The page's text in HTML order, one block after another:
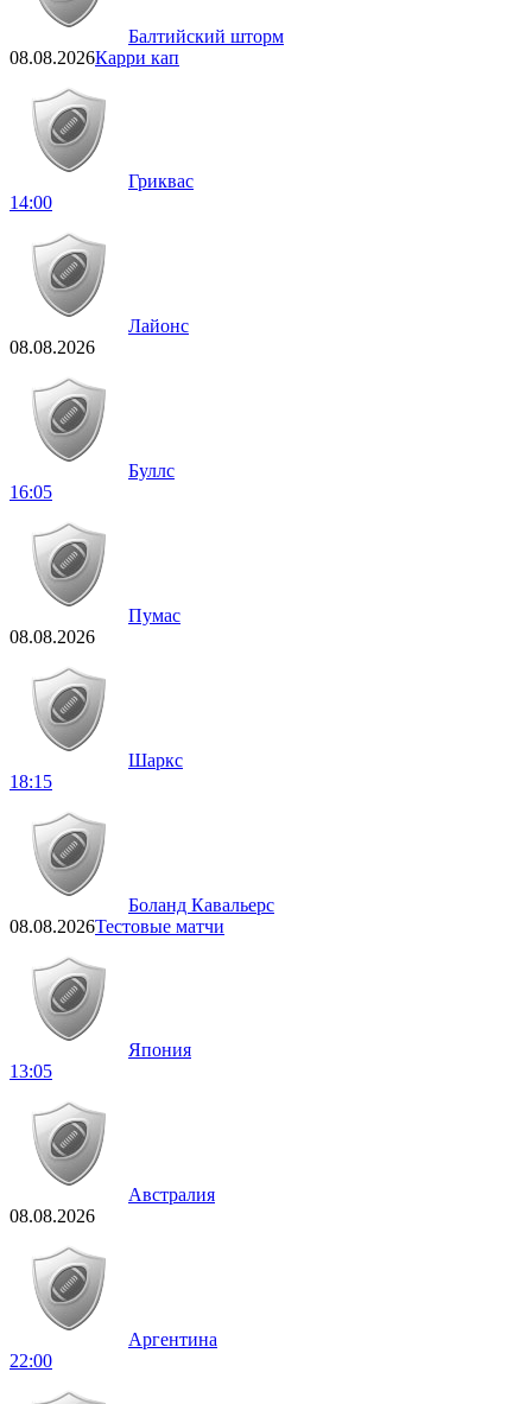
Балтийский шторм
08.08.2026Карри кап
Гриквас
14:00
Лайонс
08.08.2026
Буллс
16:05
Пумас
08.08.2026
Шаркс
18:15
Боланд Кавальерс
08.08.2026Тестовые матчи
Япония
13:05
Австралия
08.08.2026
Аргентина
22:00